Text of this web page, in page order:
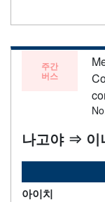
주간
버스
나고야 ⇒ 이
아이치